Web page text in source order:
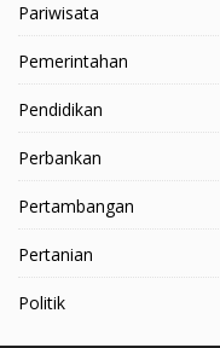
Pariwisata
Pemerintahan
Pendidikan
Perbankan
Pertambangan
Pertanian
Politik